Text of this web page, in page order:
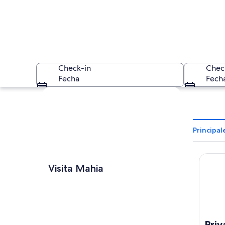
Una playa rocosa
Check-in
Fecha
Ver mapa
Visita Mahia